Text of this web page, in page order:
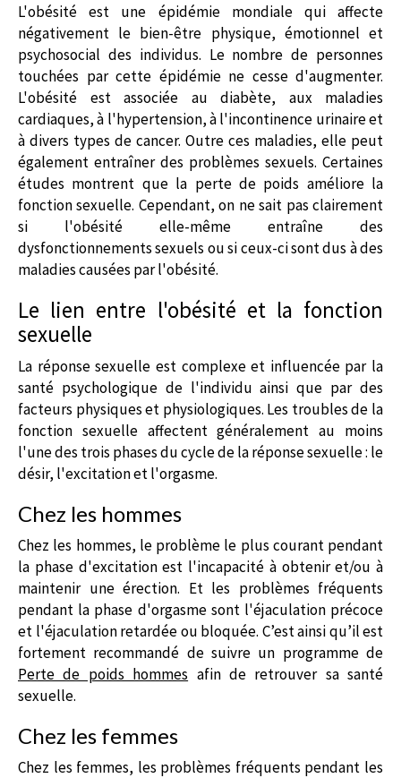
L'obésité est une épidémie mondiale qui affecte
négativement le bien-être physique, émotionnel et
psychosocial des individus. Le nombre de personnes
touchées par cette épidémie ne cesse d'augmenter.
L'obésité est associée au diabète, aux maladies
cardiaques, à l'hypertension, à l'incontinence urinaire et
à divers types de cancer. Outre ces maladies, elle peut
également entraîner des problèmes sexuels. Certaines
études montrent que la perte de poids améliore la
fonction sexuelle. Cependant, on ne sait pas clairement
si l'obésité elle-même entraîne des
dysfonctionnements sexuels ou si ceux-ci sont dus à des
maladies causées par l'obésité.
Le lien entre l'obésité et la fonction
sexuelle
La réponse sexuelle est complexe et influencée par la
santé psychologique de l'individu ainsi que par des
facteurs physiques et physiologiques. Les troubles de la
fonction sexuelle affectent généralement au moins
l'une des trois phases du cycle de la réponse sexuelle : le
désir, l'excitation et l'orgasme.
Chez les hommes
Chez les hommes, le problème le plus courant pendant
la phase d'excitation est l'incapacité à obtenir et/ou à
maintenir une érection. Et les problèmes fréquents
pendant la phase d'orgasme sont l'éjaculation précoce
et l'éjaculation retardée ou bloquée. C’est ainsi qu’il est
fortement recommandé de suivre un programme de
Perte de poids hommes afin de retrouver sa santé
sexuelle.
Chez les femmes
Chez les femmes, les problèmes fréquents pendant les